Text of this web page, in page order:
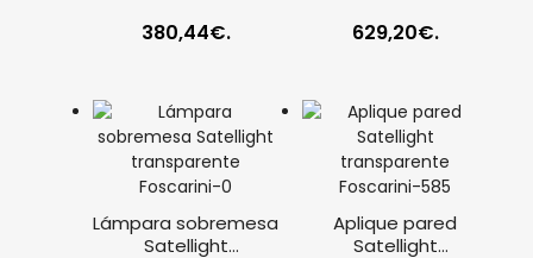
380,44€.
629,20€.
Lámpara sobremesa
Satellight
Aplique pared
Satellight